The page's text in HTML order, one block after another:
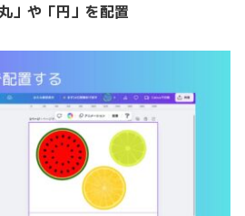
」や「円」を配置